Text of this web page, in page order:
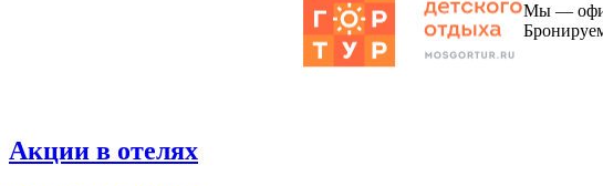
Мы —
Акции в отелях